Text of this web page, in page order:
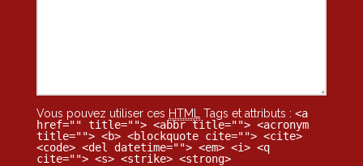
Vous pouvez utiliser ces HTML Tags et attributs : <a
href="" title=""> <abbr title=""> <acronym
title=""> <b> <blockquote cite=""> <cite>
<code> <del datetime=""> <em> <i> <q
cite=""> <s> <strike> <strong>